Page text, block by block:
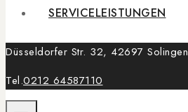
SERVICELEISTUNGEN
Düsseldorfer Str. 32, 42697 Solingen
Tel.0212 64587110